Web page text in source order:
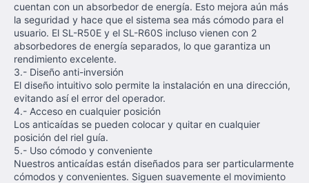
cuentan con un absorbedor de energía. Esto mejora aún más
la seguridad y hace que el sistema sea más cómodo para el
usuario. El SL-R50E y el SL-R60S incluso vienen con 2
absorbedores de energía separados, lo que garantiza un
rendimiento excelente.
3.- Diseño anti-inversión
El diseño intuitivo solo permite la instalación en una dirección,
evitando así el error del operador.
4.- Acceso en cualquier posición
Los anticaídas se pueden colocar y quitar en cualquier
posición del riel guía.
5.- Uso cómodo y conveniente
Nuestros anticaídas están diseñados para ser particularmente
cómodos y convenientes. Siguen suavemente el movimiento